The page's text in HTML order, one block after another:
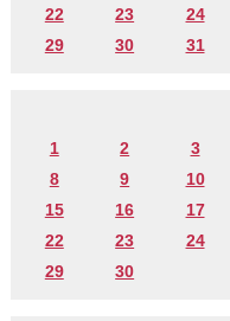
22
23 24
29
30 31
1 2 3
8
9 10
15
16 17
22
23 24
29
30